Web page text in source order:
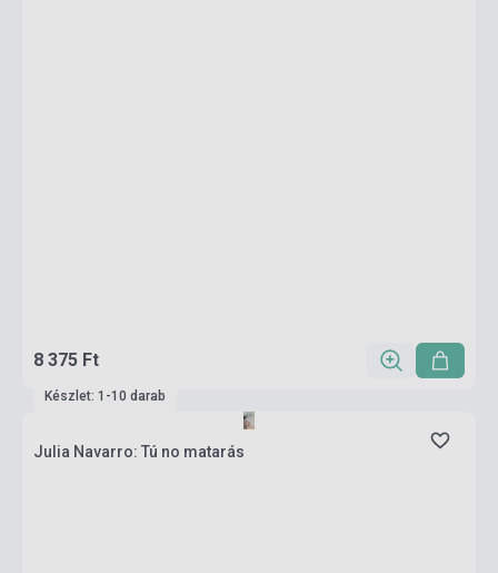
8 375 Ft
Készlet: 1-10 darab
Julia Navarro: Tú no matarás